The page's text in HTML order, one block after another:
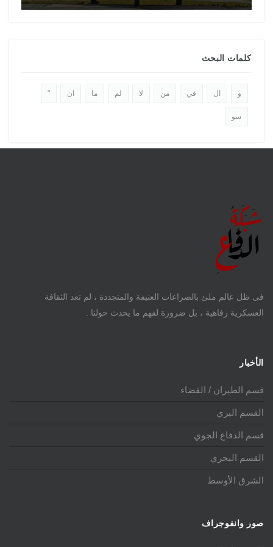
كلمات البحث
و ال في من لا لم ما ان "
سو
فى ظل عالم ملئ بالصراعات العنيفة والمتجددة ، لم تعد الثقافة
العسكرية رفاهية ، بل ضرورة لفهم ما يحدث حولنا .
الأخبار
قسم الطيران / الفضاء
القسم البري
قسم الدفاع الجوي
القسم البحري
الشرق الأوسط
صور وانفوجراف